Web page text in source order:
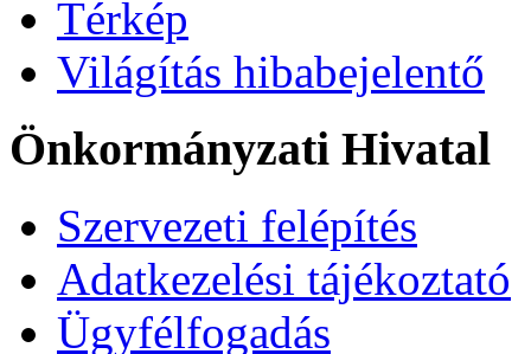
Térkép
Világítás hibabejelentő
Önkormányzati Hivatal
Szervezeti felépítés
Adatkezelési tájékoztató
Ügyfélfogadás